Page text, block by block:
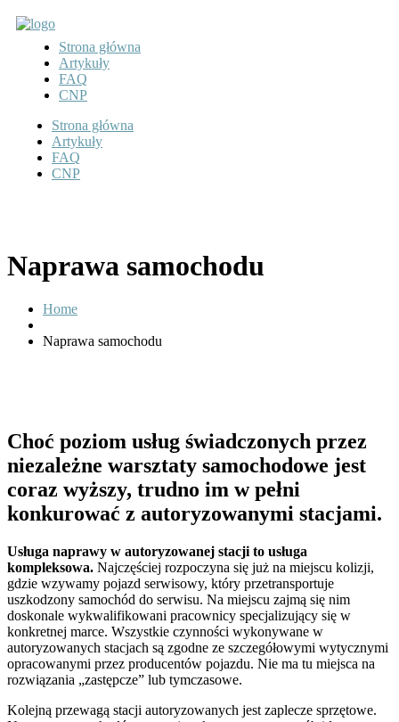
Strona główna
Artykuły
FAQ
CNP
Strona główna
Artykuły
FAQ
CNP
Naprawa samochodu
Home
Naprawa samochodu
Choć poziom usług świadczonych przez
niezależne warsztaty samochodowe jest
coraz wyższy, trudno im w pełni
konkurować z autoryzowanymi stacjami.
Usługa naprawy w autoryzowanej stacji to usługa
kompleksowa. Najczęściej rozpoczyna się już na miejscu kolizji,
gdzie wzywamy pojazd serwisowy, który przetransportuje
uszkodzony samochód do serwisu. Na miejscu zajmą się nim
doskonale wykwalifikowani pracownicy specjalizujący się w
konkretnej marce. Wszystkie czynności wykonywane w
autoryzowanych stacjach są zgodne ze szczegółowymi wytycznymi
opracowanymi przez producentów pojazdu. Nie ma tu miejsca na
rozwiązania „zastępcze” lub tymczasowe.
Kolejną przewagą stacji autoryzowanych jest zaplecze sprzętowe.